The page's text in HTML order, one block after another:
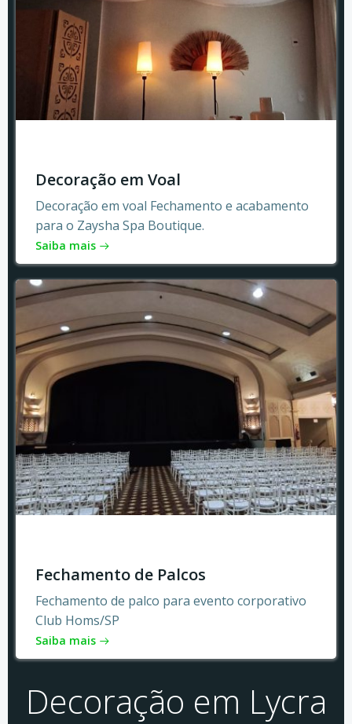
Decoração em Voal
Decoração em voal Fechamento e acabamento
para o Zaysha Spa Boutique.
Saiba mais
Fechamento de Palcos
Fechamento de palco para evento corporativo
Club Homs/SP
Saiba mais
Decoração em Lycra